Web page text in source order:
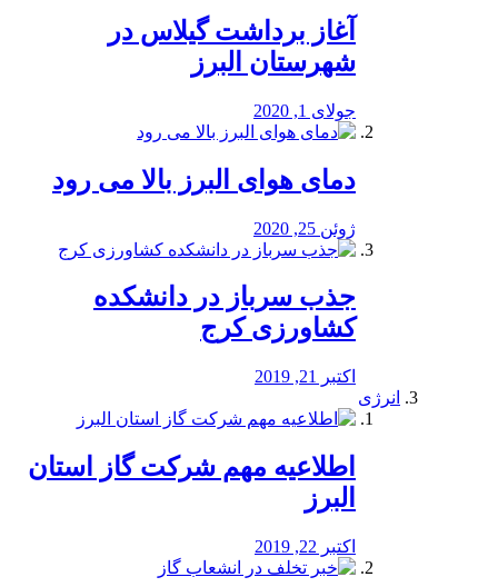
آغاز برداشت گیلاس در
شهرستان البرز
جولای 1, 2020
دمای هوای البرز بالا می رود
ژوئن 25, 2020
جذب سرباز در دانشکده
کشاورزی کرج
اکتبر 21, 2019
انرژی
️اطلاعیه مهم شرکت گاز استان
البرز
اکتبر 22, 2019